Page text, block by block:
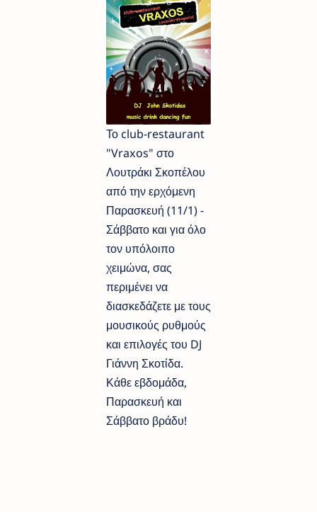
Το club-restaurant
"Vraxos" στο
Λουτράκι Σκοπέλου
από την ερχόμενη
Παρασκευή (11/1) -
Σάββατο και για όλο
τον υπόλοιπο
χειμώνα, σας
περιμένει να
διασκεδάζετε με τους
μουσικούς ρυθμούς
και επιλογές του DJ
Γιάννη Σκοτίδα.
Κάθε εβδομάδα,
Παρασκευή και
Σάββατο βράδυ!